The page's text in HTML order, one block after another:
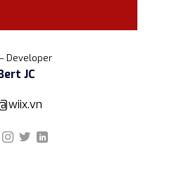
– Developer
JC